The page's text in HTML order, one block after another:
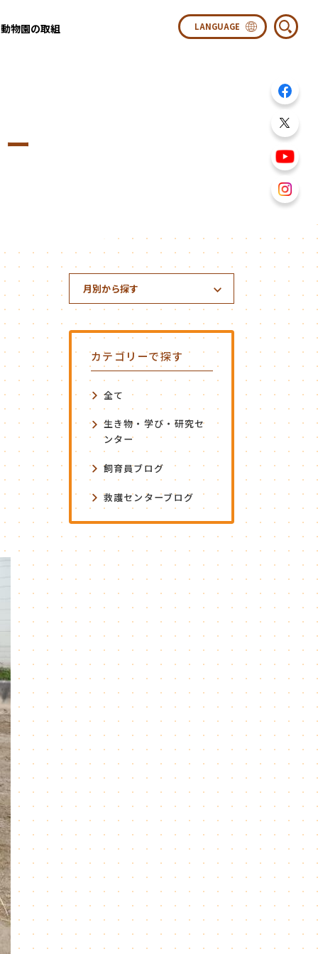
動物園の取組
カテゴリーで探す
全て
生き物・学び・研究セ
ンター
飼育員ブログ
救護センターブログ